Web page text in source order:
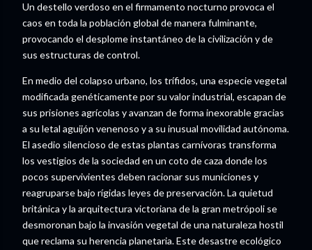
Un destello verdoso en el firmamento nocturno provoca el
caos en toda la población global de manera fulminante,
provocando el desplome instantáneo de la civilización y de
sus estructuras de control.
En medio del colapso urbano, los trífidos, una especie vegetal
modificada genéticamente por su valor industrial, escapan de
sus prisiones agrícolas y avanzan de forma inexorable gracias
a su letal aguijón venenoso y a su inusual movilidad autónoma.
El asedio silencioso de estas plantas carnívoras transforma
los vestigios de la sociedad en un coto de caza donde los
pocos supervivientes deben racionar sus municiones y
reagruparse bajo rígidas leyes de preservación. La quietud
británica y la arquitectura victoriana de la gran metrópoli se
desmoronan bajo la invasión vegetal de una naturaleza hostil
que reclama su herencia planetaria. Este desastre ecológico